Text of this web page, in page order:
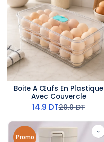
Boite A Œufs En Plastique
Avec Couvercle
14.9 DT20.0DT
Promo